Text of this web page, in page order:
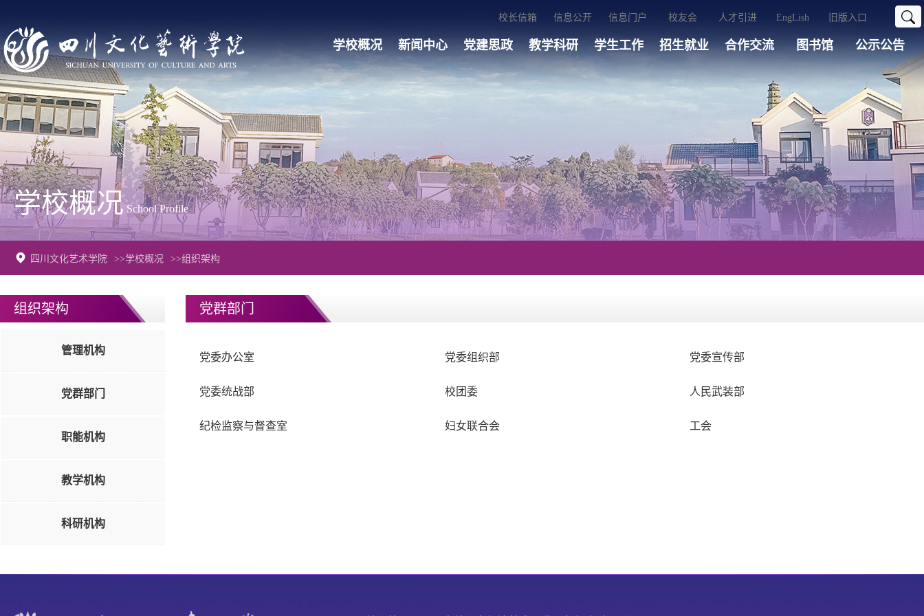
四川文化艺术学院 >>学校概况 >>组织架构
学校概况 School Profile
组织架构
管理机构
党群部门
职能机构
教学机构
科研机构
党群部门
党委办公室 党委组织部 党委宣传部
党委统战部 校团委 人民武装部
纪检监察与督查室 妇女联合会 工会
学校概况 新闻中心 党建思政 教学科研 学生工作 招生就业 合作交流 图书馆 公示公告
校长信箱 信息公开 信息门户 校友会 人才引进 EngLish 旧版入口